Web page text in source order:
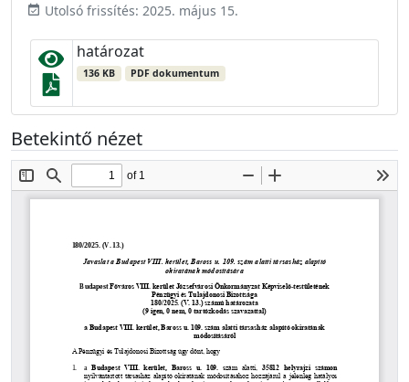
event_available Utolsó frissítés: 2025. május 15.
határozat
136 KB PDF dokumentum
Betekintő nézet